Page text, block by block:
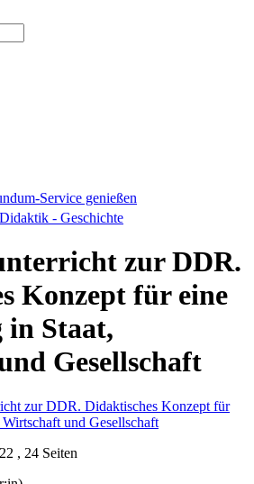
Service genießen
Didaktik - Geschichte
zur DDR.
Konzept für eine
Staat,
Gesellschaft
, 24 Seiten